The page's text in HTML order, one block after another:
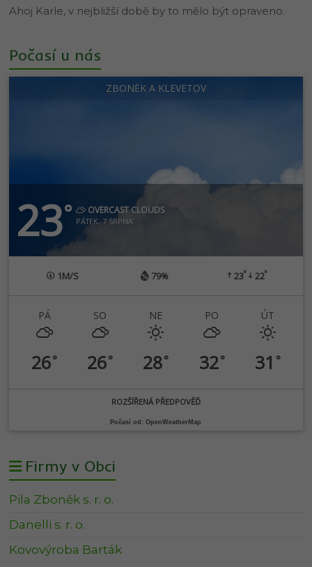
Ahoj Karle, v nejbližší době by to mělo být opraveno.
Počasí u nás
ZBONĚK A KLEVETOV
23° OVERCAST CLOUDS
PÁTEK, 7 SRPNA
1M/S 79% 23° 22°
PÁ
26°
SO
26°
NE
28°
PO
32°
ÚT
31 °
ROZŠÍŘENÁ PŘEDPOVĚĎ
Počasí od: OpenWeatherMap
Firmy v Obci
Pila Zboněk s. r. o.
Danelli s. r. o.
Kovovýroba Barták